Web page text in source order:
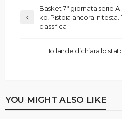
Basket 7° giornata serie
ko, Pistoia ancora in testa.
classifica
Hollande dichiara lo
YOU MIGHT ALSO LIKE